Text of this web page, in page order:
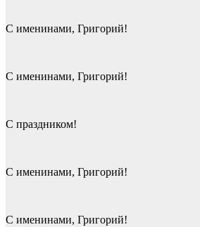
С именинами, Григорий!
С именинами, Григорий!
С праздником!
С именинами, Григорий!
С именинами, Григорий!